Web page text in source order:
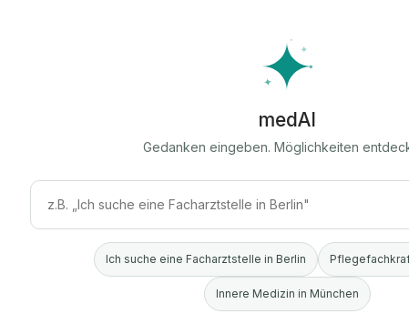
medAI
Gedanken eingeben. Möglichkeiten
Ich suche eine Facharztstelle in Berlin
Innere Medizin in München